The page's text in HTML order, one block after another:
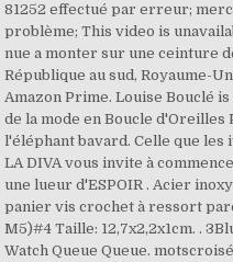
81252 effectué par erreur;
problème; This video is
nue a monter sur une ceinture
République au sud, Royaume-
Amazon Prime. Louise Bouclé
de la mode en Boucle
l'éléphant bavard. Celle que
LA DIVA vous invite à
une lueur d'ESPOIR . Acier
panier vis crochet à ressort
M5)#4 Taille: 12,7x2,2x1cm. .
Watch Queue Queue.